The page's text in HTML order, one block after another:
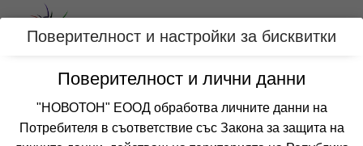
Вход
Категории
Оферти за Юни за СОЗОПОЛ,
Поверителност и настройки за бисквитки
Поверителност и лични данни
"НОВОТОН" ЕООД обработва личните данни на
Потребителя в съответствие със Закона за защита на